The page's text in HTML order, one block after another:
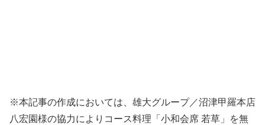
※本記事の作成においては、雄大グループ／沼津甲羅本店
八宏園様の協力によりコース料理「小和会席 若草」を無